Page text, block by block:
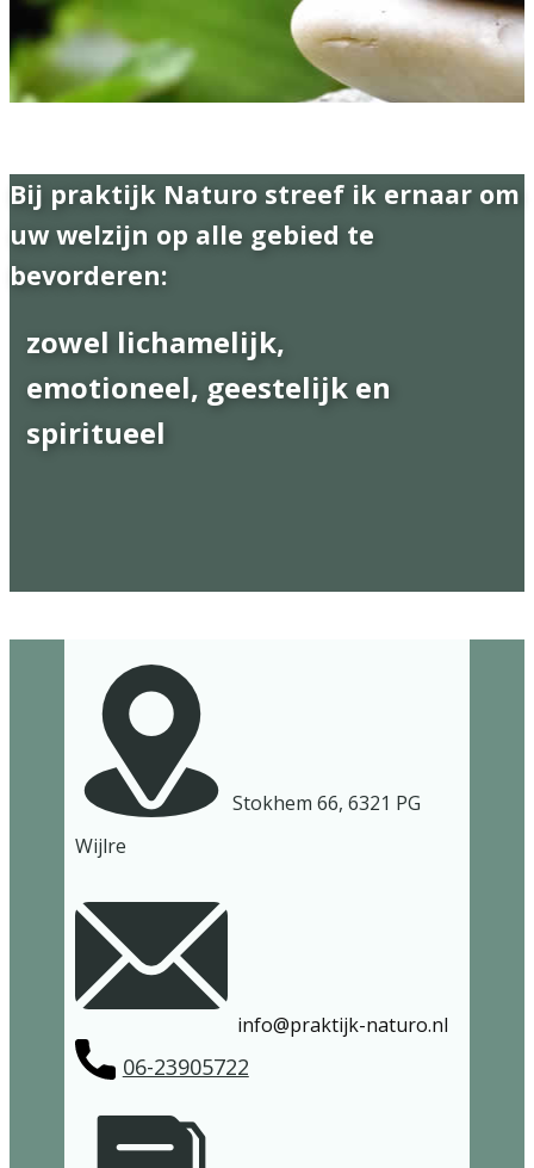
Bij praktijk Naturo streef ik ernaar om
uw welzijn op alle gebied te
bevorderen:
zowel lichamelijk,
emotioneel, geestelijk en
spiritueel
​Stokhem 66, 6321 PG
Wijlre
​info@praktijk-naturo.nl
06-23905722